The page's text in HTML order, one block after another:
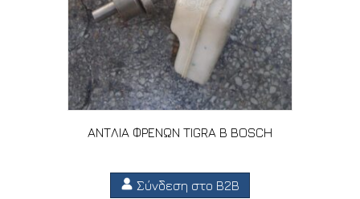
ΑΝΤΛΙΑ ΦΡΕΝΩΝ TIGRA B BOSCH
Σύνδεση στο B2B